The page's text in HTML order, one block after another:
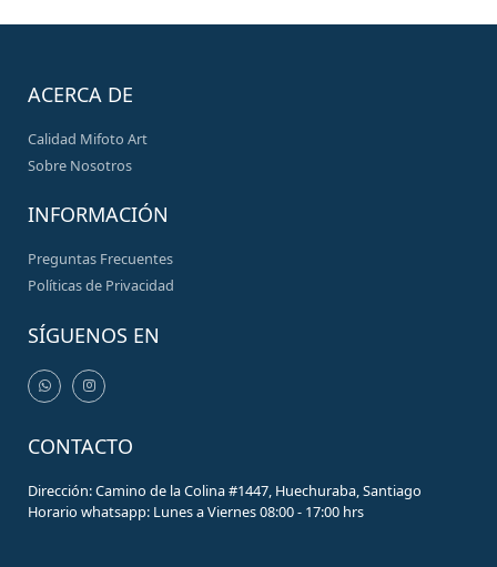
ACERCA DE
Calidad Mifoto Art
Sobre Nosotros
INFORMACIÓN
Preguntas Frecuentes
Políticas de Privacidad
SÍGUENOS EN
CONTACTO
Dirección: Camino de la Colina #1447, Huechuraba, Santiago
Horario whatsapp: Lunes a Viernes 08:00 - 17:00 hrs